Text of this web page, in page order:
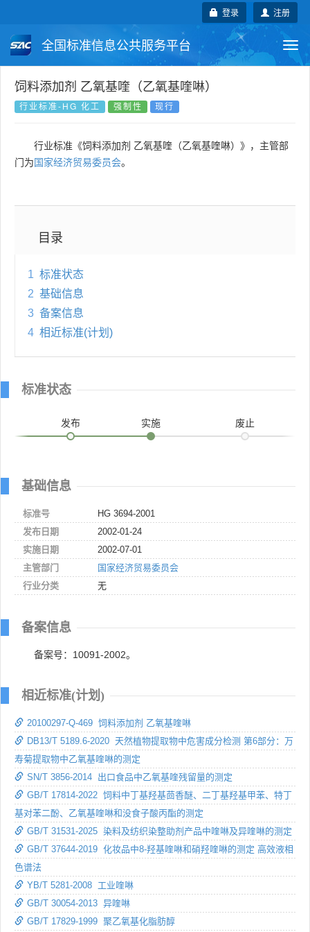
注册
登录
全国标准信息公共服务平台
国家标准 行业标准
国外标准 技术委员会
饲料添加剂 乙氧基喹（乙氧基喹啉）
行业标准-HG 化工 强制性 现行
行业标准《饲料添加剂 乙氧基喹（乙氧基喹啉）》，主管部
门为国家经济贸易委员会。
目录
1 标准状态
2 基础信息
3 备案信息
4 相近标准(计划)
标准状态
发布 实施 废止
基础信息
标准号
HG 3694-2001
发布日期
2002-01-24
实施日期
2002-07-01
主管部门
国家经济贸易委员会
行业分类
无
备案信息
备案号：10091-2002。
相近标准(计划)
20100297-Q-469 饲料添加剂 乙氧基喹啉
DB13/T 5189.6-2020 天然植物提取物中危害成分检测 第6部分：万
寿菊提取物中乙氧基喹啉的测定
SN/T 3856-2014 出口食品中乙氧基喹残留量的测定
GB/T 17814-2022 饲料中丁基羟基茴香醚、二丁基羟基甲苯、特丁
基对苯二酚、乙氧基喹啉和没食子酸丙酯的测定
GB/T 31531-2025 染料及纺织染整助剂产品中喹啉及异喹啉的测定
GB/T 37644-2019 化妆品中8-羟基喹啉和硝羟喹啉的测定 高效液相
色谱法
YB/T 5281-2008 工业喹啉
GB/T 30054-2013 异喹啉
GB/T 17829-1999 聚乙氧基化脂肪醇